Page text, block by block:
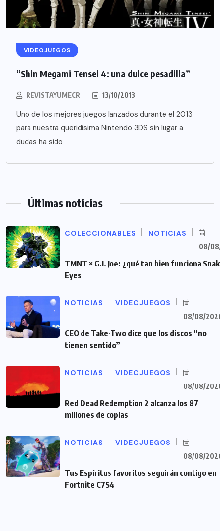
VIDEOJUEGOS
“Shin Megami Tensei 4: una dulce pesadilla”
REVISTAYUMECR 13/10/2013
Uno de los mejores juegos lanzados durante el 2013
para nuestra queridísima Nintendo 3DS sin lugar a
dudas ha sido
Últimas noticias
COLECCIONABLES NOTICIAS
08/
TMNT × G.I. Joe: ¿qué tan bien funciona
Eyes
NOTICIAS VIDEOJUEGOS
08/08/
CEO de Take-Two dice que los discos “no
tienen sentido”
NOTICIAS VIDEOJUEGOS
08/08/
Red Dead Redemption 2 alcanza los 87
millones de copias
NOTICIAS VIDEOJUEGOS
08/08/
Tus Espíritus favoritos seguirán contigo en
Fortnite C7S4